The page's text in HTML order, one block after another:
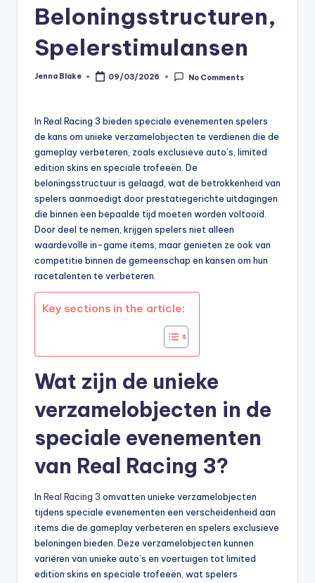
Beloningsstructuren,
Spelerstimulansen
Posted
Jenna Blake 09/03/2026 No Comments
In Real Racing 3 bieden speciale evenementen spelers
de kans om unieke verzamelobjecten te verdienen die de
gameplay verbeteren, zoals exclusieve auto’s, limited
edition skins en speciale trofeeën. De
beloningsstructuur is gelaagd, wat de betrokkenheid van
spelers aanmoedigt door prestatiegerichte uitdagingen
die binnen een bepaalde tijd moeten worden voltooid.
Door deel te nemen, krijgen spelers niet alleen
waardevolle in-game items, maar genieten ze ook van
competitie binnen de gemeenschap en kansen om hun
racetalenten te verbeteren.
Key sections in the article:
Wat zijn de unieke
verzamelobjecten in de
speciale evenementen
van Real Racing 3?
In Real Racing 3 omvatten unieke verzamelobjecten
tijdens speciale evenementen een verscheidenheid aan
items die de gameplay verbeteren en spelers exclusieve
beloningen bieden. Deze verzamelobjecten kunnen
variëren van unieke auto’s en voertuigen tot limited
edition skins en speciale trofeeën, wat spelers